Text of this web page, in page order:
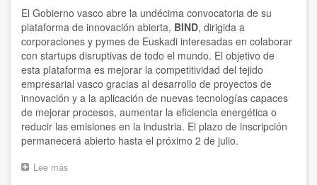
crecimiento
de
las
start
ups
vascas
El Gobierno vasco abre la undécima convocatoria de su
plataforma de innovación abierta, BIND, dirigida a
corporaciones y pymes de Euskadi interesadas en colaborar
con startups disruptivas de todo el mundo. El objetivo de
esta plataforma es mejorar la competitividad del tejido
empresarial vasco gracias al desarrollo de proyectos de
innovación y a la aplicación de nuevas tecnologías capaces
de mejorar procesos, aumentar la eficiencia energética o
reducir las emisiones en la industria. El plazo de inscripción
permanecerá abierto hasta el próximo 2 de julio.
Lee más